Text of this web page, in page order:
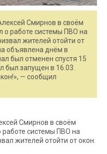
Смирнов в своём
о работе системы ПВО на
жителей отойти от
объявлена днём в
был отменен спустя 15
был запущен в 16.03.
— сообщил
Смирнов в своём
системы ПВО на
жителей отойти от окон.